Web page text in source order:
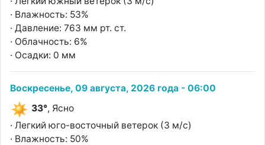
· Влажность: 53%
· Давление: 763 мм рт. ст.
· Облачность: 6%
· Осадки: 0 мм
Воскресенье, 09 августа, 2026 года - 06:00
33°, Ясно
· Легкий юго-восточный ветерок (3 м/с)
· Влажность: 50%